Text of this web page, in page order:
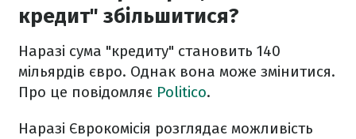
кредит" збільшитися?
Наразі сума "кредиту" становить 140
мільярдів євро. Однак вона може змінитися.
Про це повідомляє Politico.
Наразі Єврокомісія розглядає можливість